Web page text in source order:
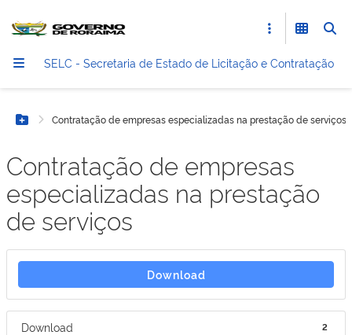
SELC - Secretaria de Estado de Licitação e Contratação
Botão Menu
Contratação de empresas especializadas na prestação de serviços
Contratação de empresas
especializadas na prestação
de serviços
Download
Download 2